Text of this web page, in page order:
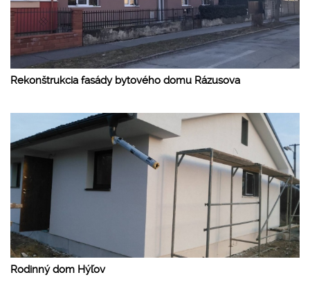
Rekonštrukcia fasády bytového domu Rázusova
Rodinný dom Hýľov